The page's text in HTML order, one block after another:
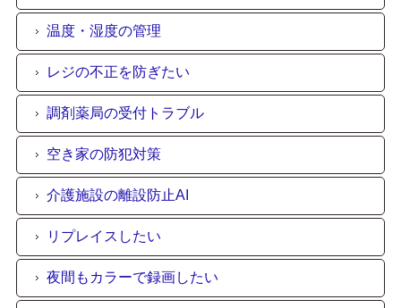
温度・湿度の管理
レジの不正を防ぎたい
調剤薬局の受付トラブル
空き家の防犯対策
介護施設の離設防止AI
リプレイスしたい
夜間もカラーで録画したい